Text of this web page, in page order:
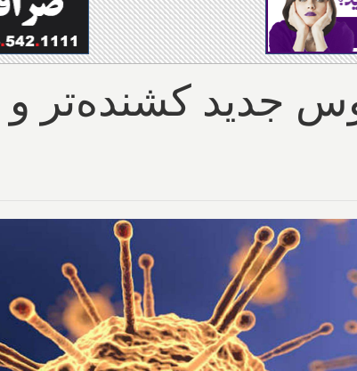
جدید کشنده‌تر و